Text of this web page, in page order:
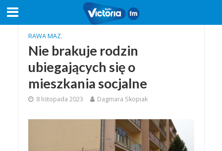
RAWA MAZ.
Nie brakuje rodzin
ubiegających się o
mieszkania socjalne
8 listopada 2023 Dagmara Skopiak